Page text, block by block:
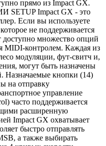
прямо из Impact GX.
Impact GX - это
Если вы используете
не поддерживается
доступно множество опций
MIDI-контролем. Каждая из
модуляции, фут-свитч и,
могут быть назначены
Назначаемые кнопки (14)
на отправку
управление
часто поддерживается
расширенную
Impact GX охватывает
быстро отправлять
а также выбирать